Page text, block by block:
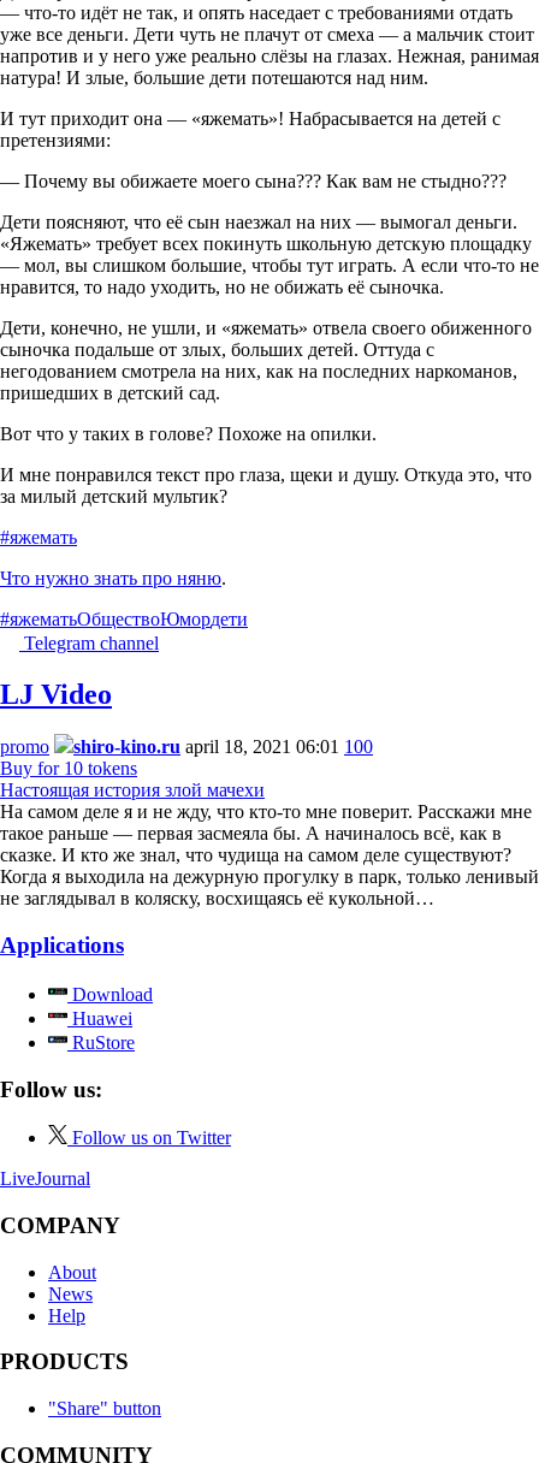
— что-то идёт не так, и опять наседает с требованиями отдать
уже все деньги. Дети чуть не плачут от смеха — а мальчик стоит
напротив и у него уже реально слёзы на глазах. Нежная, ранимая
натура! И злые, большие дети потешаются над ним.
И тут приходит она — «яжемать»! Набрасывается на детей с
претензиями:
— Почему вы обижаете моего сына??? Как вам не стыдно???
Дети поясняют, что её сын наезжал на них — вымогал деньги.
«Яжемать» требует всех покинуть школьную детскую площадку
— мол, вы слишком большие, чтобы тут играть. А если что-то не
нравится, то надо уходить, но не обижать её сыночка.
Дети, конечно, не ушли, и «яжемать» отвела своего обиженного
сыночка подальше от злых, больших детей. Оттуда с
негодованием смотрела на них, как на последних наркоманов,
пришедших в детский сад.
Вот что у таких в голове? Похоже на опилки.
И мне понравился текст про глаза, щеки и душу. Откуда это, что
за милый детский мультик?
#яжемать
Что нужно знать про няню.
#яжематьОбществоЮмордети
Telegram channel
LJ Video
promo shiro-kino.ru april 18, 2021 06:01 100
Buy for 10 tokens
Настоящая история злой мачехи
На самом деле я и не жду, что кто-то мне поверит. Расскажи мне
такое раньше — первая засмеяла бы. А начиналось всё, как в
сказке. И кто же знал, что чудища на самом деле существуют?
Когда я выходила на дежурную прогулку в парк, только ленивый
не заглядывал в коляску, восхищаясь её кукольной…
Applications
Download
Huawei
RuStore
Follow us:
Follow us on Twitter
LiveJournal
COMPANY
About
News
Help
PRODUCTS
"Share" button
COMMUNITY